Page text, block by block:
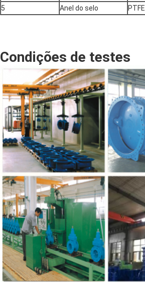
5
Anel do selo PTFE
Condições de testes